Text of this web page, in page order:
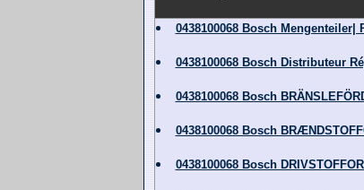
0438100068 Bosch Mengenteiler|
0438100068 Bosch Distributeur
0438100068 Bosch
0438100068 Bosch
0438100068 Bosch